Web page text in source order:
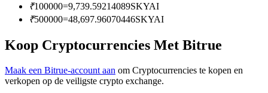
Gids
₹100000=9,739.59214089SKYAI
₹500000=48,697.96070446SKYAI
Koop Cryptocurrencies Met Bitrue
Maak een Bitrue-account aan om Cryptocurrencies te kopen en
verkopen op de veiligste crypto exchange.